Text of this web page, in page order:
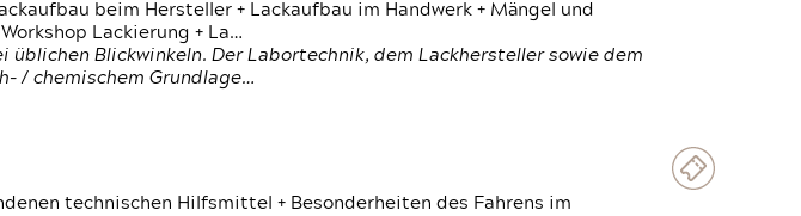
beim Hersteller + Lackaufbau im Handwerk + Mängel und
Lackierung + La…
Blickwinkeln. Der Labortechnik, dem Lackhersteller sowie dem
/ chemischem Grundlage…
technischen Hilfsmittel + Besonderheiten des Fahrens im